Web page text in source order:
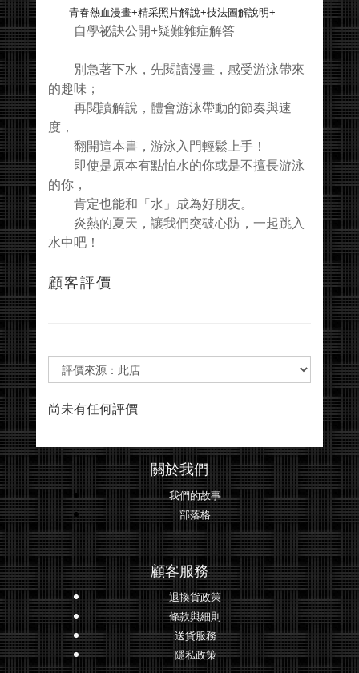
青春熱血漫畫+精采照片解說+技法圖解說明+
自學祕訣公開+疑難雜症解答
別急著下水，先閱讀漫畫，感受游泳帶來
的趣味；
再閱讀解說，體會游泳帶動的節奏與速
度，
翻開這本書，游泳入門輕鬆上手！
即使是原本有點怕水的你或是不擅長游泳
的你，
肯定也能和「水」成為好朋友。
炎熱的夏天，讓我們突破心防，一起跳入
水中吧！
顧客評價
尚未有任何評價
關於我們
我們的故事
部落格
顧客服務
退換貨政策
條款與細則
送貨服務
隱私政策